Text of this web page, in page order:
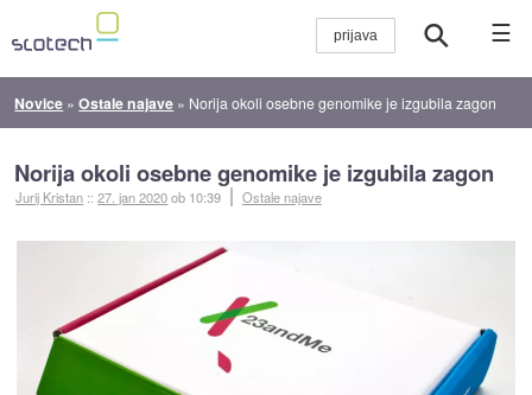
☰
Novice »Ostale najave » Norija okoli osebne genomike je izgubila zagon
Norija okoli osebne genomike je izgubila zagon
Jurij Kristan ::27. jan 2020ob 10:39 Ostale najave